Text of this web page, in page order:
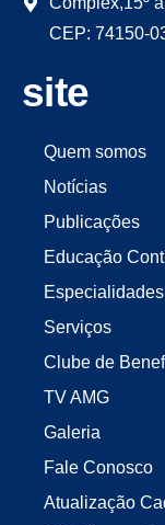
CEP: 74150-
site
Quem somos
Notícias
Publicações
Educação
Especialidades
Serviços
Clube de
TV AMG
Galeria
Fale Conosco
Atualização